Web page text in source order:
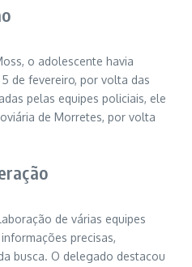
o adolescente havia
de fevereiro, por volta das
pelas equipes policiais, ele
de Morretes, por volta
de várias equipes
precisas,
busca. O delegado destacou